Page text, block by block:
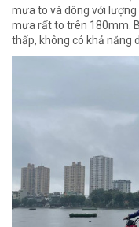
mưa to và dông với
mưa rất to trên 180mm.
thấp, không có khả năng